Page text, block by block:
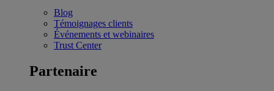
Blog
Témoignages clients
Événements et webinaires
Trust Center
Partenaire